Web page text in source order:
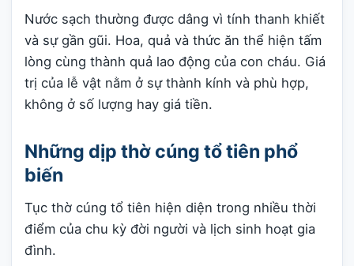
Nước sạch thường được dâng vì tính thanh khiết
và sự gần gũi. Hoa, quả và thức ăn thể hiện tấm
lòng cùng thành quả lao động của con cháu. Giá
trị của lễ vật nằm ở sự thành kính và phù hợp,
không ở số lượng hay giá tiền.
Những dịp thờ cúng tổ tiên phổ
biến
Tục thờ cúng tổ tiên hiện diện trong nhiều thời
điểm của chu kỳ đời người và lịch sinh hoạt gia
đình.